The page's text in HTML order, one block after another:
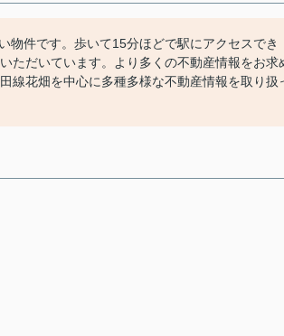
物件です。歩いて15分ほどで駅にアクセスでき
ただいています。より多くの不動産情報をお求
線花畑を中心に多種多様な不動産情報を取り扱